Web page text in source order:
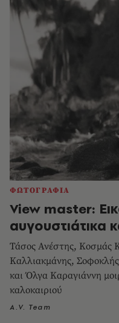
ΦΩΤΟΓΡΑΦΙΑ
View master:
αυγουστιάτικα
Τάσος Ανέστης, Κοσμάς
Καλλιακμάνης,
και Όλγα Καραγιάννη
καλοκαιριού
A.V. Team